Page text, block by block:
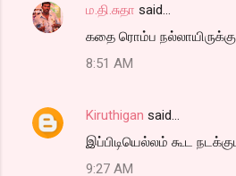
ம.தி.சுதா said…
கதை ரொம்ப நல்லாயிருக்கு...
8:51 AM
Kiruthigan said…
இப்பிடியெல்லம் கூட
9:27 AM